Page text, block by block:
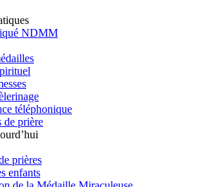
NDMM
téléphonique
de prière
prières
enfants